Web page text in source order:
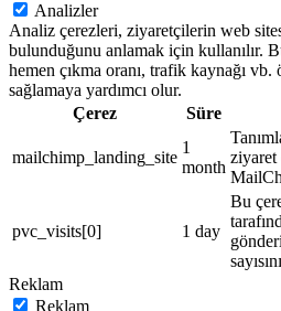
Analizler
Analiz çerezleri, ziyaretçilerin web
bulunduğunu anlamak için kullanılır.
hemen çıkma oranı, trafik kaynağı
sağlamaya yardımcı olur.
Çerez
Süre
mailchimp_landing_site
1
month
ziyaret
pvc_visits[0] 1 day
Bu
Reklam
Reklam